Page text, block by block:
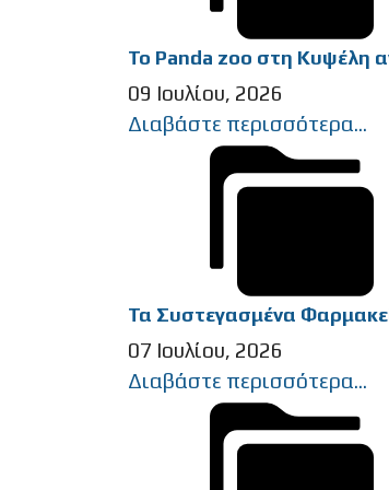
Το Panda zoo στη Kυψέλη
09 Ιουλίου, 2026
Διαβάστε περισσότερα...
Τα Συστεγασμένα
07 Ιουλίου, 2026
Διαβάστε περισσότερα...